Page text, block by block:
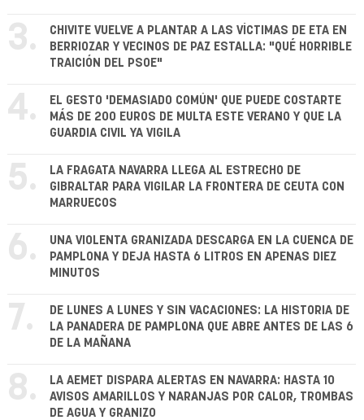
3.
CHIVITE VUELVE A PLANTAR A LAS VÍCTIMAS DE ETA EN
BERRIOZAR Y VECINOS DE PAZ ESTALLA: "QUÉ HORRIBLE
TRAICIÓN DEL PSOE"
4.
EL GESTO 'DEMASIADO COMÚN' QUE PUEDE COSTARTE
MÁS DE 200 EUROS DE MULTA ESTE VERANO Y QUE LA
GUARDIA CIVIL YA VIGILA
5.
LA FRAGATA NAVARRA LLEGA AL ESTRECHO DE
GIBRALTAR PARA VIGILAR LA FRONTERA DE CEUTA CON
MARRUECOS
6.
UNA VIOLENTA GRANIZADA DESCARGA EN LA CUENCA DE
PAMPLONA Y DEJA HASTA 6 LITROS EN APENAS DIEZ
MINUTOS
7.
DE LUNES A LUNES Y SIN VACACIONES: LA HISTORIA DE
LA PANADERA DE PAMPLONA QUE ABRE ANTES DE LAS 6
DE LA MAÑANA
8.
LA AEMET DISPARA ALERTAS EN NAVARRA: HASTA 10
AVISOS AMARILLOS Y NARANJAS POR CALOR, TROMBAS
DE AGUA Y GRANIZO